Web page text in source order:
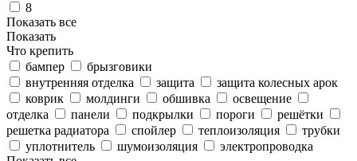
8
Показать все
Показать
Что крепить
бампер
брызговики
внутренняя отделка
защита
защита колесных арок
коврик
молдинги обшивка
освещение
отделка
панели подкрылки пороги
решётки
решетка радиатора
спойлер теплоизоляция
трубки
уплотнитель
шумоизоляция
электропроводка